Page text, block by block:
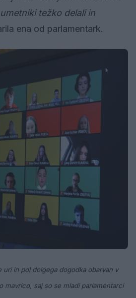
težko delali in
ena od parlamentark.
uri in pol dolgega dogodka obarvan v
mavrico, saj so se mladi parlamentarci